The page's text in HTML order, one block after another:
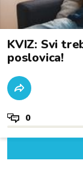
KVIZ: Svi
poslovica!
0